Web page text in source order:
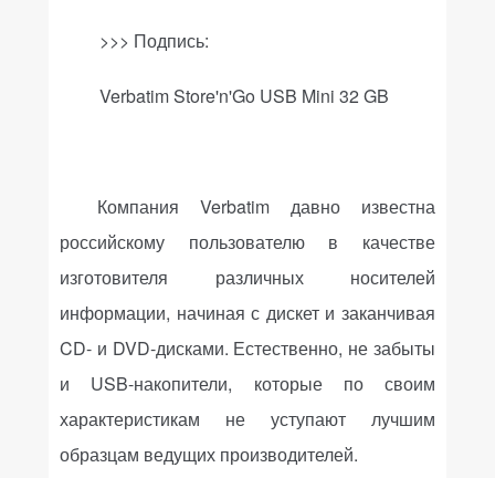
>>> Подпись:
Verbatim Store'n'Go USB Mini 32 GB
КомпанияVerbatim давно известна
российскому пользователю в качестве
изготовителя различных носителей
информации, начиная с дискет и заканчивая
CD- и DVD-дисками. Естественно, не забыты
и USB-накопители, которые по своим
характеристикам не уступают лучшим
образцам ведущих производителей.